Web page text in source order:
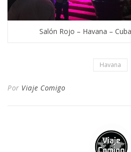
Salón Rojo – Havana –
Havana
Por Viaje Comigo